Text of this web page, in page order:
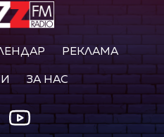
РЕКЛАМА
ЗА НАС